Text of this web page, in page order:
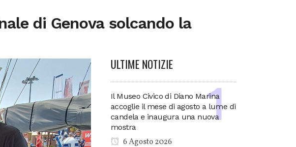
di Genova solcando la
ULTIME NOTIZIE
Il Museo Civico di Diano Marina
accoglie il mese di agosto a lume di
candela e inaugura una nuova
mostra
6 Agosto 2026